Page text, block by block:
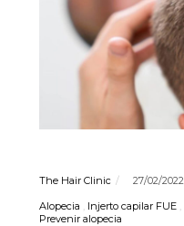
The Hair Clinic 27/02/2022
Alopecia
Injerto capilar FUE
Prevenir alopecia